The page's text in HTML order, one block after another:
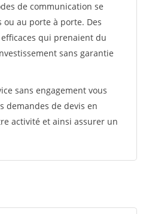
de communication se
au porte à porte. Des
qui prenaient du
sans garantie
sans engagement vous
demandes de devis en
activité et ainsi assurer un